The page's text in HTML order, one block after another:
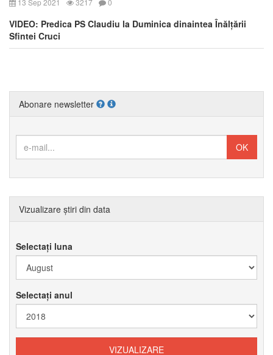
13 Sep 2021 3217 0
VIDEO: Predica PS Claudiu la Duminica dinaintea Înălțării
Sfintei Cruci
Abonare newsletter
Vizualizare știri din data
Selectați luna
Selectați anul